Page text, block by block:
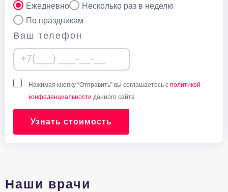
Ежедневно
Несколько раз в неделю
По праздникам
Ваш телефон
Нажимая кнопку “Отправить” вы соглашаетесь с политикой
конфеденциальности данного сайта
Узнать стоимость
Наши врачи